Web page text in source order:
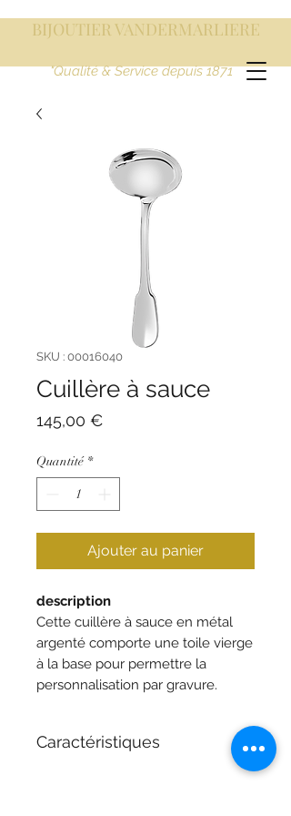
BIJOUTIER VANDERMARLIERE
"Qualité & Service depuis 1871
SKU : 00016040
Cuillère à sauce
145,00 €Prix
Quantité *
Ajouter au panier
description
Cette cuillère à sauce en métal
argenté comporte une toile vierge
à la base pour permettre la
personnalisation par gravure.
Caractéristiques